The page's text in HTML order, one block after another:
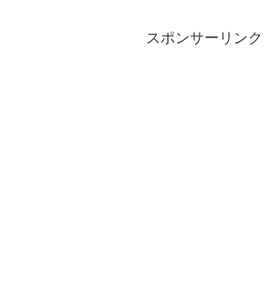
スポンサーリンク